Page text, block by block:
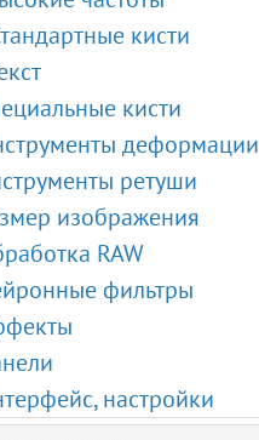
кисти
кисти
деформации
ретуши
изображения
RAW
фильтры
настройки